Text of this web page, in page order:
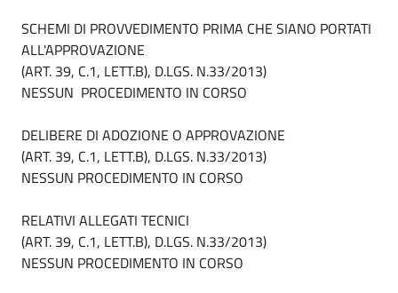
SCHEMI DI PROVVEDIMENTO PRIMA CHE SIANO PORTATI
ALL'APPROVAZIONE
(ART. 39, C.1, LETT.B), D.LGS. N.33/2013)
NESSUN PROCEDIMENTO IN CORSO
DELIBERE DI ADOZIONE O APPROVAZIONE
(ART. 39, C.1, LETT.B), D.LGS. N.33/2013)
NESSUN PROCEDIMENTO IN CORSO
RELATIVI ALLEGATI TECNICI
(ART. 39, C.1, LETT.B), D.LGS. N.33/2013)
NESSUN PROCEDIMENTO IN CORSO